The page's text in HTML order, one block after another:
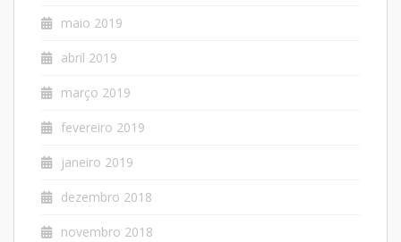
maio 2019
abril 2019
março 2019
fevereiro 2019
janeiro 2019
dezembro 2018
novembro 2018